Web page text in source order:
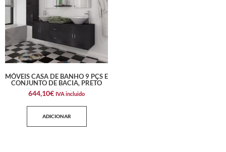
MÓVEIS CASA DE BANHO 9 PÇS E
CONJUNTO DE BACIA, PRETO
644,10€ IVA incluido
ADICIONAR